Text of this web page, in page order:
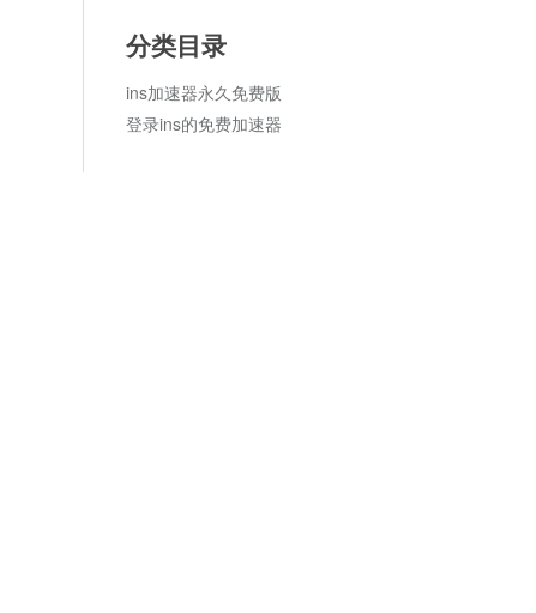
分类目录
ins加速器永久免费版
登录ins的免费加速器